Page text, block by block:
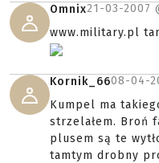
Omnix21-03-2007
www.military.pl
Kornik_6608-04-
Kumpel ma
strzelałem. Broń
plusem są te
tamtym drobny